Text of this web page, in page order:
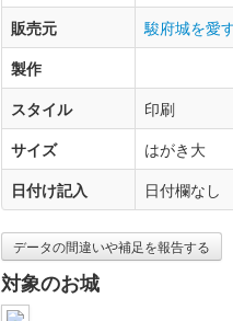
販売元
駿府城を愛
製作
スタイル
印刷
サイズ
はがき大
日付け記入
日付欄なし
データの間違いや補足を報告する
対象のお城